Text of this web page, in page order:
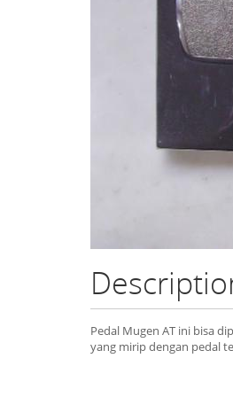
Pedal Mugen AT ini bisa
yang mirip dengan pedal